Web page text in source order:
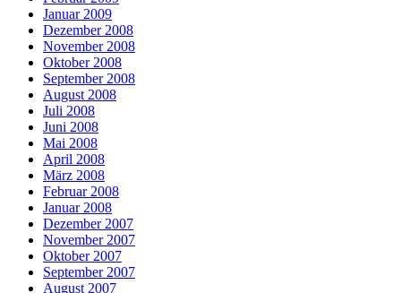
Januar 2009
Dezember 2008
November 2008
Oktober 2008
September 2008
August 2008
Juli 2008
Juni 2008
Mai 2008
April 2008
März 2008
Februar 2008
Januar 2008
Dezember 2007
November 2007
Oktober 2007
September 2007
August 2007